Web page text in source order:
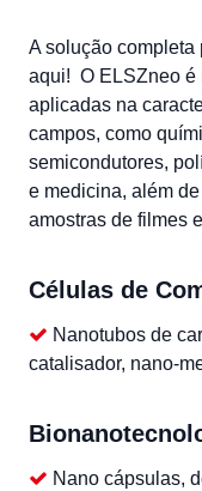
A solução completa
aqui! O ELSZneo
aplicadas na
campos, como
semicondutores,
e medicina, além
amostras de filmes
Células de
Nanotubos de
catalisador, nano-
Nano cápsulas,